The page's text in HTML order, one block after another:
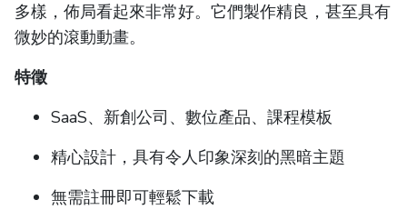
多樣，佈局看起來非常好。它們製作精良，甚至具有
微妙的滾動動畫。
特徵
SaaS、新創公司、數位產品、課程模板
精心設計，具有令人印象深刻的黑暗主題
無需註冊即可輕鬆下載